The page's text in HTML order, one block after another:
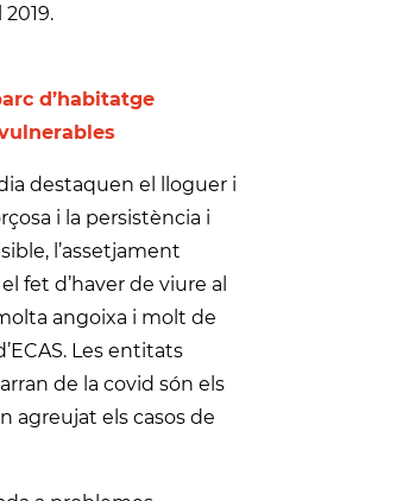
d’habitatge
destaquen el lloguer i
i la persistència i
l’assetjament
fet d’haver de viure al
angoixa i molt de
Les entitats
de la covid són els
agreujat els casos de